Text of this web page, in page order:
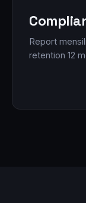
Report
retention 12